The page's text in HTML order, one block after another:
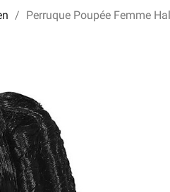
Perruque Poupée Femme